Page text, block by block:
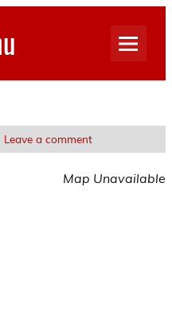
Leave a comment
Map Unavailable